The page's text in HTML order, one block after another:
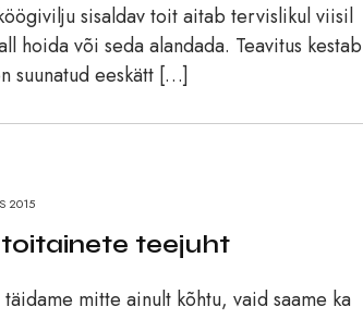
sisaldav toit aitab tervislikul viisil
hoida või seda alandada. Teavitus kestab
suunatud eeskätt […]
2015
teejuht
mitte ainult kõhtu, vaid saame ka